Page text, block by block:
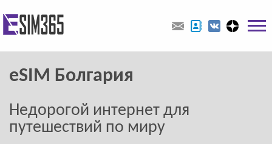
eSIM Болгария
Недорогой интернет для
путешествий по миру